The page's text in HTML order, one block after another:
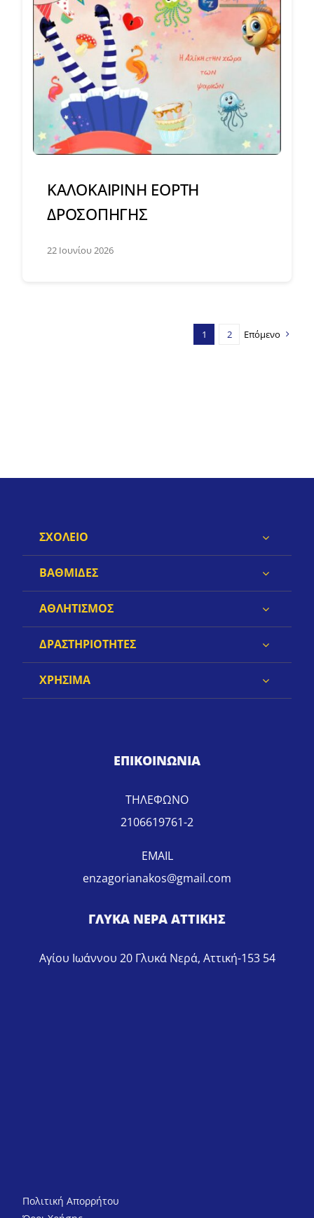
ΚΑΛΟΚΑΙΡΙΝΗ ΕΟΡΤΗ
ΔΡΟΣΟΠΗΓΗΣ
22 Ιουνίου 2026
1 2 Επόμενο
ΣΧΟΛΕΙΟ
ΒΑΘΜΙΔΕΣ
ΑΘΛΗΤΙΣΜΟΣ
ΔΡΑΣΤΗΡΙΟΤΗΤΕΣ
ΧΡΗΣΙΜΑ
ΕΠΙΚΟΙΝΩΝΙΑ
ΤΗΛΕΦΩΝΟ
2106619761-2
EMAIL
enzagorianakos@gmail.com
ΓΛΥΚΑ ΝΕΡΑ ΑΤΤΙΚΗΣ
Αγίου Ιωάννου 20 Γλυκά Νερά, Αττική-153 54
Πολιτική Απορρήτου